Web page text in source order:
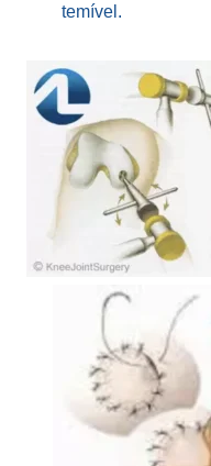
temível.